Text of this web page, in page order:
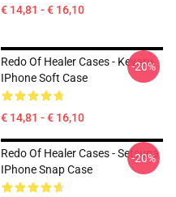
€ 14,81 - € 16,10
Redo Of Healer Cases - Keyaru
IPhone Soft Case
€ 14,81 - € 16,10
-20%
Redo Of Healer Cases - Setsuna
IPhone Snap Case
-20%